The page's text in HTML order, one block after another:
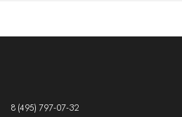
8 (495) 797-07-32